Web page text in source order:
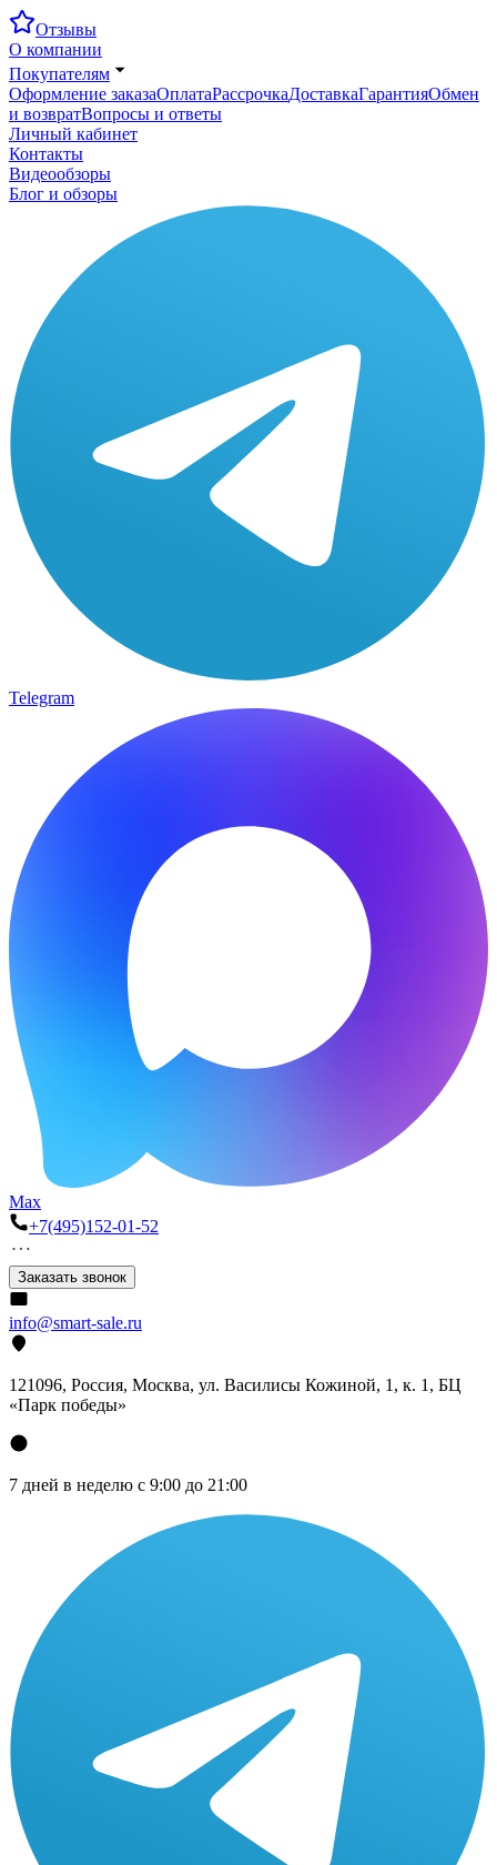
Отзывы
О компании
Покупателям
Оформление заказаОплатаРассрочкаДоставкаГарантияОбмен
и возвратВопросы и ответы
Личный кабинет
Контакты
Видеообзоры
Блог и обзоры
Telegram
Max
+7(495)152-01-52
Заказать звонок
info@smart-sale.ru
121096, Россия, Москва, ул. Василисы Кожиной, 1, к. 1, БЦ
«Парк победы»
7 дней в неделю с 9:00 до 21:00